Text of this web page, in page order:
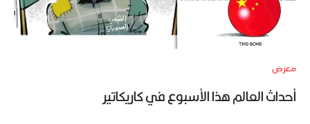
معرض
أحداث العالم هذا الأسبوع في كاريكاتير